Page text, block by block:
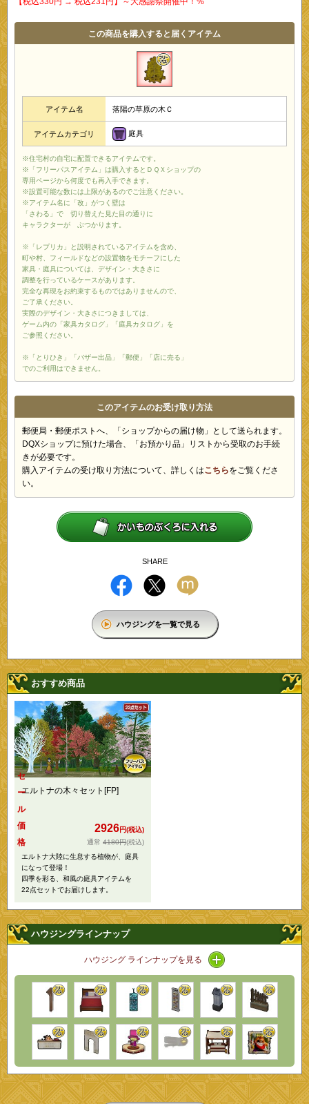
この商品を購入すると届くアイテム
アイテム名 落陽の草原の木Ｃ
アイテムカテゴリ 庭具
※住宅村の自宅に配置できるアイテムです。
※「フリーパスアイテム」は購入するとＤＱＸショップの
専用ページから何度でも再入手できます。
※設置可能な数には上限があるのでご注意ください。
※アイテム名に「改」がつく壁は
「さわる」で 切り替えた見た目の通りに
キャラクターが ぶつかります。
※「レプリカ」と説明されているアイテムを含め、
町や村、フィールドなどの設置物をモチーフにした
家具・庭具については、デザイン・大きさに
調整を行っているケースがあります。
完全な再現をお約束するものではありませんので、
ご了承ください。
実際のデザイン・大きさにつきましては、
ゲーム内の「家具カタログ」「庭具カタログ」を
ご参照ください。
※「とりひき」「バザー出品」「郵便」「店に売る」
でのご利用はできません。
このアイテムのお受け取り方法
郵便局・郵便ポストへ、「ショップからの届け物」として送られます。
DQXショップに預けた場合、「お預かり品」リストから受取のお手続
きが必要です。
購入アイテムの受け取り方法について、詳しくはこちらをご覧くださ
い。
SHARE
ハウジングを一覧で見る
おすすめ商品
エルトナの木々セット[FP]
セ
ー
ル
価
格
2926円(税込)
4180円(税込)
エルトナ大陸に生息する植物が、庭具
になって登場！
四季を彩る、和風の庭具アイテムを
22点セットでお届けします。
ハウジングラインナップ
ハウジング ラインナップを見る アイコン / ラインナ